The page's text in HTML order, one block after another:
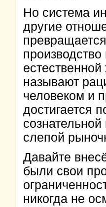
Но система
другие
называют
человеком и
достигается
слепой
Давайте
были свои
никогда не